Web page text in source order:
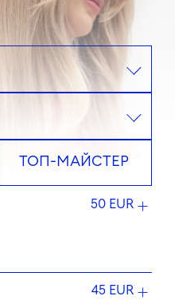
ТОП-МАЙСТЕР
50 EUR
45 EUR